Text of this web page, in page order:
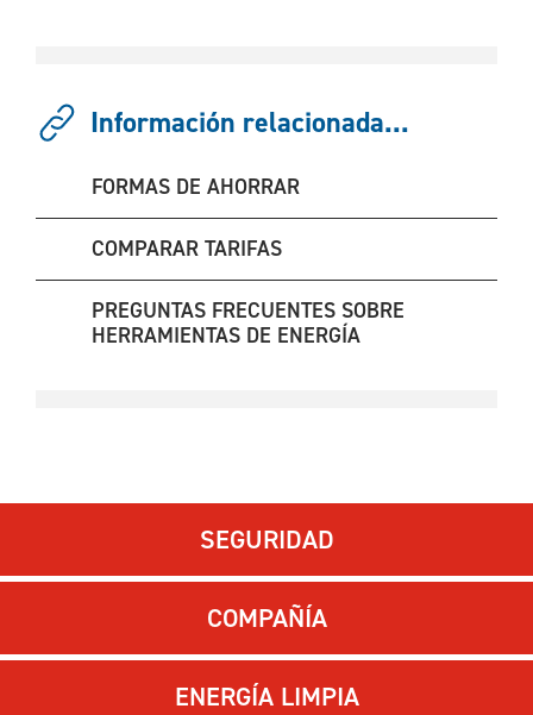
Información relacionada...
FORMAS DE AHORRAR
COMPARAR TARIFAS
PREGUNTAS FRECUENTES SOBRE
HERRAMIENTAS DE ENERGÍA
SEGURIDAD
COMPAÑÍA
ENERGÍA LIMPIA